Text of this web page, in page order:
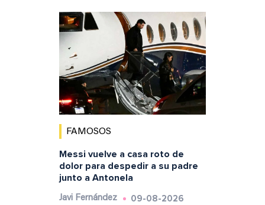
FAMOSOS
Messi vuelve a casa roto de
dolor para despedir a su padre
junto a Antonela
Javi Fernández 09-08-2026